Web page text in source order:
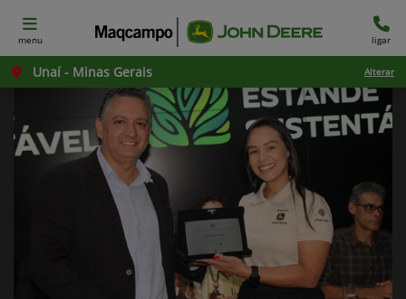
menu ligar
Unaí - Minas Gerais Alterar